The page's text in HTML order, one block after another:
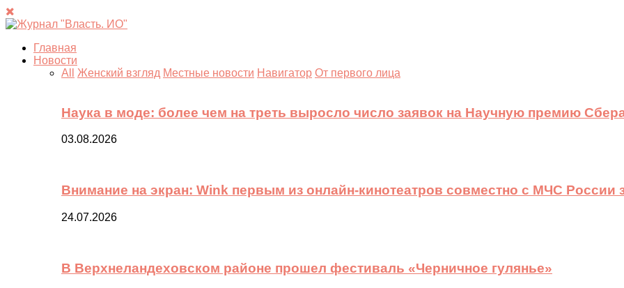
Главная
Новости
All
Женский взгляд Местные новости Навигатор От первого лица
Наука в моде: более чем на треть выросло число заявок на Научную премию
03.08.2026
Внимание на экран: Wink первым из онлайн-кинотеатров совместно с МЧС России
24.07.2026
В Верхнеландеховском районе прошел фестиваль «Черничное гулянье»